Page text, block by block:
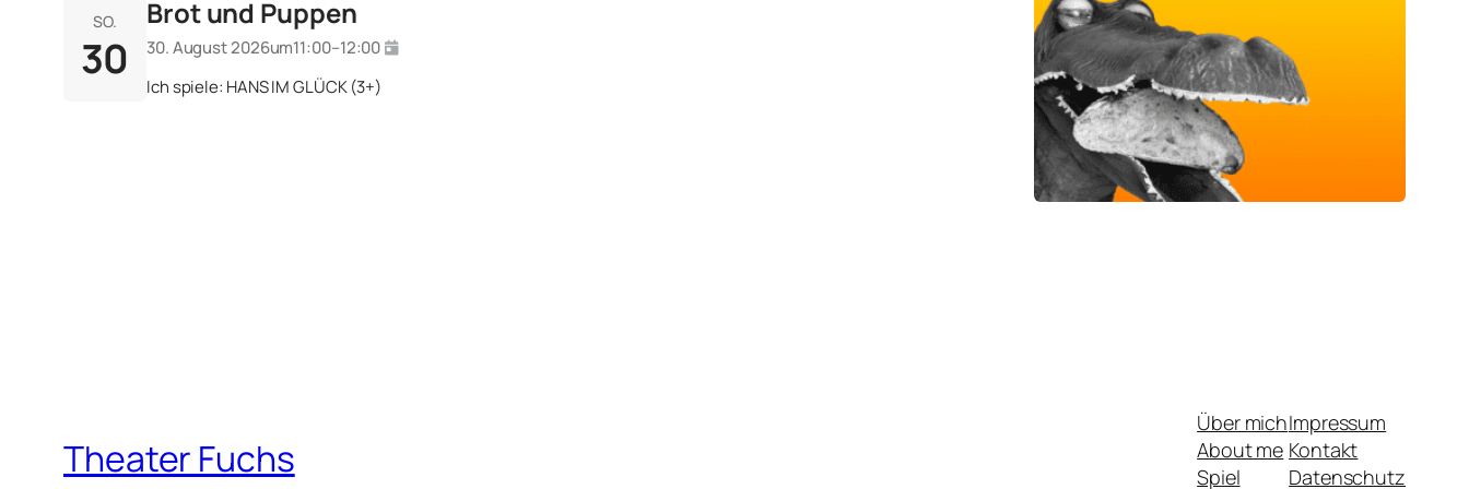
SO.
30
Brot und Puppen
30. August 2026um11:00–12:00
Ich spiele: HANS IM GLÜCK (3+)
Theater Fuchs
Über mich
About me
Spiel
Impressum
Kontakt
Datenschutz